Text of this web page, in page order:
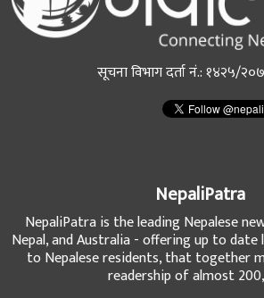
सूचना विभाग दर्ता नं.: १४२५/
NepaliPatra
NepaliPatra is the leading Nepalese
Nepal, and Australia - offering up to date
to Nepalese residents, that together
readership of almost